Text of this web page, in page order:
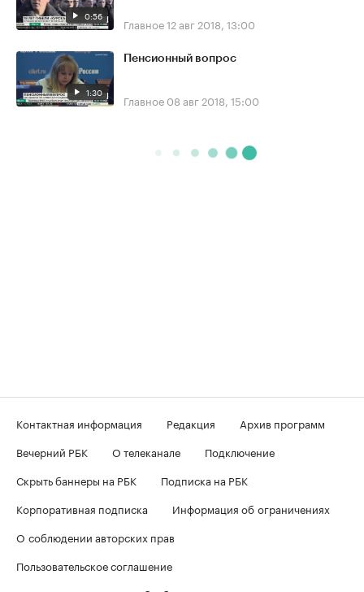
0:56 Главное12 авг 2018, 13:00
1:30
Пенсионный вопрос
Главное 08 авг 2018, 15:00
Контактная информация Редакция
Архив программ
Вечерний РБК
О телеканале
Подключение
Скрыть баннеры на РБК
Подписка на РБК
Корпоративная подписка
Информация об ограничениях
О соблюдении авторских прав
Пользовательское соглашение